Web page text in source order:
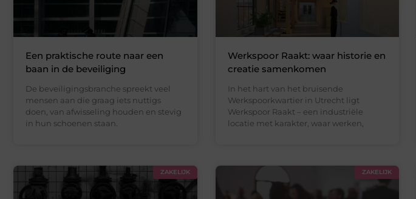
Een praktische route naar een
baan in de beveiliging
De beveiligingsbranche spreekt veel
mensen aan die graag iets nuttigs
doen, van afwisseling houden en stevig
in hun schoenen staan.
Werkspoor Raakt: waar historie en
creatie samenkomen
In het hart van het bruisende
Werkspoorkwartier in Utrecht ligt
Werkspoor Raakt – een industriële
locatie met karakter, waar werken,
ZAKELIJK ZAKELIJK